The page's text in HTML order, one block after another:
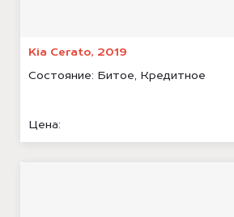
Kia Cerato, 2019
Состояние: Битое, Кредитное
Цена: